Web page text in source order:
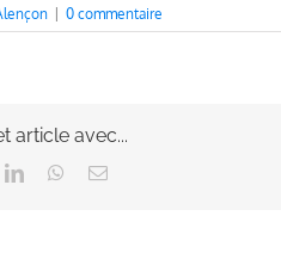
0 commentaire
article avec...
LinkedInWhatsApp
Email